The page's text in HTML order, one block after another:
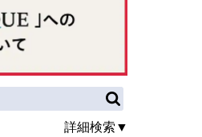
詳細検索▼